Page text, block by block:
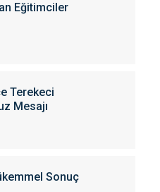
Eğitimciler
Terekeci
Mesajı
Sonuç